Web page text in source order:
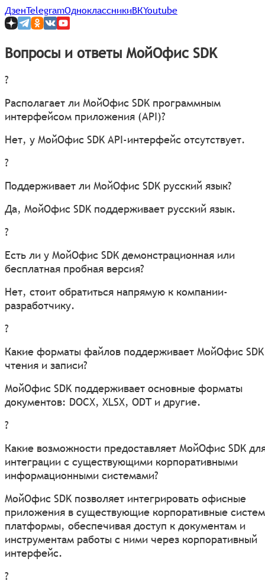
ДзенTelegramОдноклассникиВКYoutube
Вопросы и ответы МойОфис SDK
?
Располагает ли МойОфис SDK программным
интерфейсом приложения (API)?
Нет, у МойОфис SDK API-интерфейс отсутствует.
?
Поддерживает ли МойОфис SDK русский язык?
Да, МойОфис SDK поддерживает русский язык.
?
Есть ли у МойОфис SDK демонстрационная или
бесплатная пробная версия?
Нет, стоит обратиться напрямую к компании-
разработчику.
?
Какие форматы файлов поддерживает МойОфис
чтения и записи?
МойОфис SDK поддерживает основные форматы
документов: DOCX, XLSX, ODT и другие.
?
Какие возможности предоставляет МойОфис SDK
интеграции с существующими корпоративными
информационными системами?
МойОфис SDK позволяет интегрировать офисные
приложения в существующие корпоративные
платформы, обеспечивая доступ к документам и
инструментам работы с ними через корпоративный
интерфейс.
?